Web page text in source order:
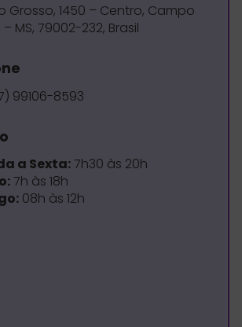
Grosso, 1450 – Centro, Campo
MS, 79002-232, Brasil
99106-8593
a Sexta:7h30 às 20h
7h às 18h
08h às 12h